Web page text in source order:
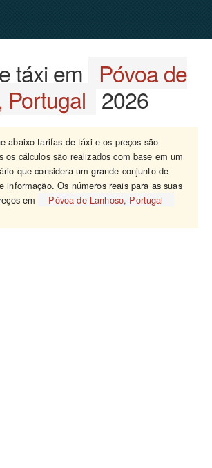
táxi em Póvoa de
Portugal 2026
abaixo tarifas de táxi e os preços são
os cálculos são realizados com base em um
que considera um grande conjunto de
informação. Os números reais para as suas
em
Póvoa de Lanhoso, Portugal